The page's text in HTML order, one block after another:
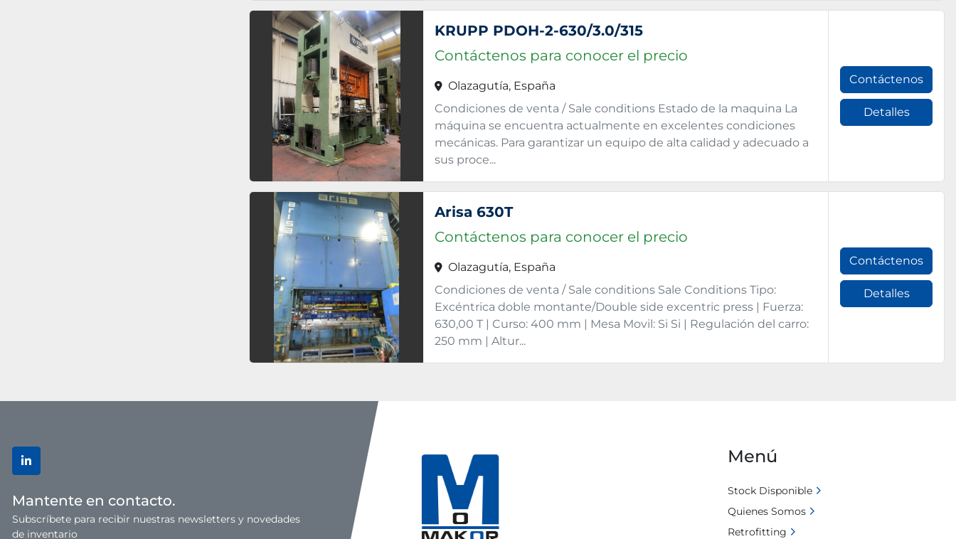
KRUPP PDOH-2-630/3.0/315
Contáctenos para conocer el precio
Olazagutía, España
Condiciones de venta / Sale conditions Estado de la maquina La
máquina se encuentra actualmente en excelentes condiciones
mecánicas. Para garantizar un equipo de alta calidad y adecuado a
sus proce...
Contáctenos
Detalles
Arisa 630T
Contáctenos para conocer el precio
Olazagutía, España
Condiciones de venta / Sale conditions Sale Conditions Tipo:
Excéntrica doble montante/Double side excentric press | Fuerza:
630,00 T | Curso: 400 mm | Mesa Movil: Si Si | Regulación del carro:
250 mm | Altur...
Contáctenos
Detalles
linkedin
Mantente en contacto.
Subscríbete para recibir nuestras newsletters y novedades
de inventario
Menú
Stock Disponible
Quienes Somos
Retrofitting